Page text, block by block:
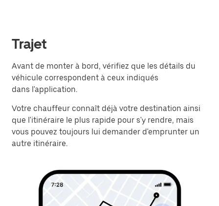
Trajet
Avant de monter à bord, vérifiez que les détails du
véhicule correspondent à ceux indiqués
dans l'application.
Votre chauffeur connaît déjà votre destination ainsi
que l'itinéraire le plus rapide pour s'y rendre, mais
vous pouvez toujours lui demander d'emprunter un
autre itinéraire.